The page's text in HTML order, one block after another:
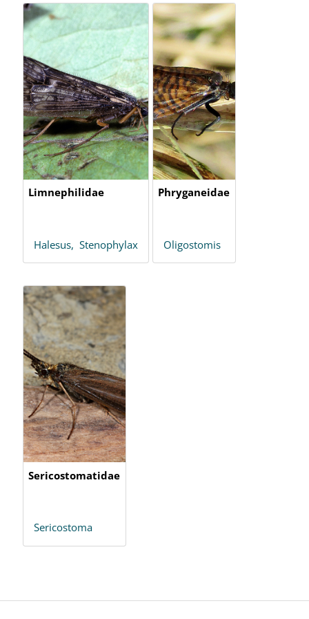
Limnephilidae
Halesus, Stenophylax
Phryganeidae
Oligostomis
Sericostomatidae
Sericostoma